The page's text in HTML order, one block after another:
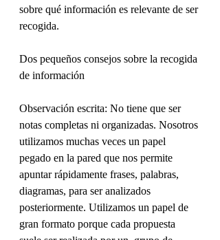
sobre qué información es relevante de ser
recogida.
Dos pequeños consejos sobre la recogida
de información
Observación escrita: No tiene que ser
notas completas ni organizadas. Nosotros
utilizamos muchas veces un papel
pegado en la pared que nos permite
apuntar rápidamente frases, palabras,
diagramas, para ser analizados
posteriormente. Utilizamos un papel de
gran formato porque cada propuesta